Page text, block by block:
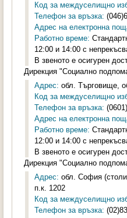
Код за междуселищно
Телефон за връзка:
Адрес на електронна
Работно време:
12:00 и 14:00 с
В звеното е осигурен
Дирекция "Социално
Адрес: обл. Търговище,
Код за междуселищно
Телефон за връзка:
Адрес на електронна
Работно време:
12:00 и 14:00 с
В звеното е осигурен
Дирекция "Социално
Адрес: обл. София
п.к. 1202
Код за междуселищно
Телефон за връзка: